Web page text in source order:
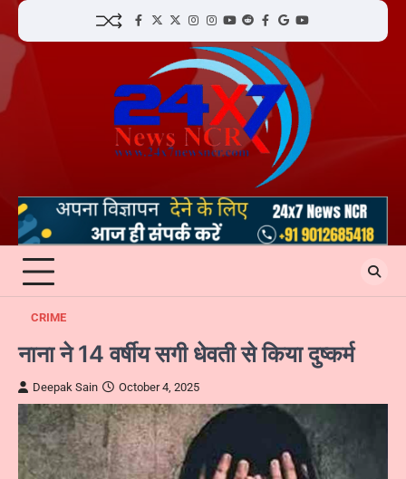
Skip
to
content
facebook
Twitter
twitterInstagram
instagram
YouTube
redditFacebook
googleyoutube
CRIME
नाना ने 14 वर्षीय सगी धेवती से किया दुष्कर्म
Deepak Sain October 4, 2025